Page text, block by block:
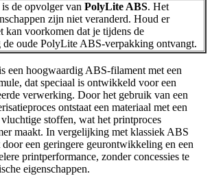
is de opvolger van PolyLite ABS. Het
zijn niet veranderd. Houd er
kan voorkomen dat je tijdens de
oude PolyLite ABS-verpakking ontvangt.
een hoogwaardig ABS-filament met een
dat speciaal is ontwikkeld voor een
verwerking. Door het gebruik van een
ontstaat een materiaal met een
stoffen, wat het printproces
maakt. In vergelijking met klassiek ABS
een geringere geurontwikkeling en een
printperformance, zonder concessies te
eigenschappen.